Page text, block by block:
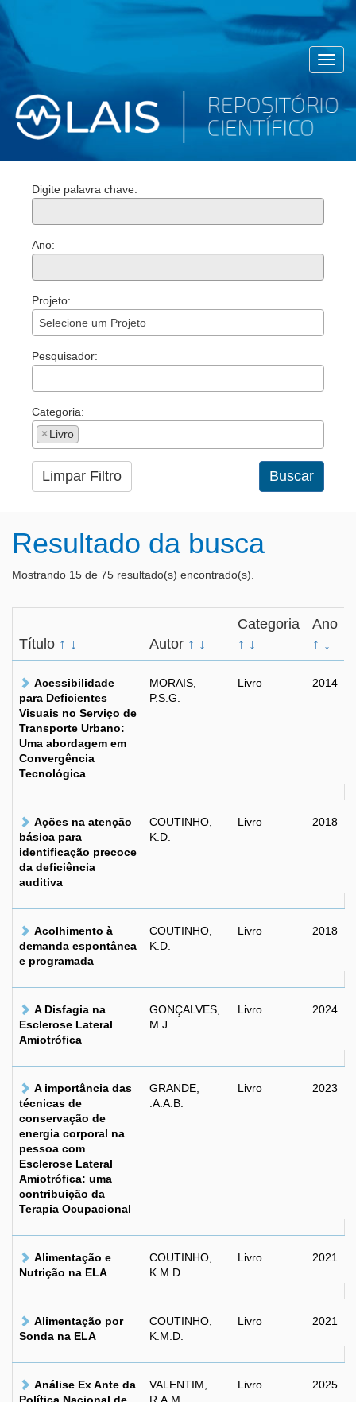
Digite palavra chave:
Ano:
Projeto:
Selecione um Projeto
Pesquisador:
Categoria:
× Livro
Limpar Filtro Buscar
Resultado da busca
Mostrando 15 de 75 resultado(s) encontrado(s).
Título ↑ ↓ Autor ↑ ↓
Categoria
↑ ↓
Ano
↑ ↓
Acessibilidade
para Deficientes
Visuais no Serviço de
Transporte Urbano:
Uma abordagem em
Convergência
Tecnológica
MORAIS,
P.S.G.
Livro 2014
Ações na atenção
básica para
identificação precoce
da deficiência
auditiva
COUTINHO,
K.D.
Livro 2018
Acolhimento à
demanda espontânea
e programada
COUTINHO,
K.D.
Livro 2018
A Disfagia na
Esclerose Lateral
Amiotrófica
GONÇALVES,
M.J.
Livro 2024
A importância das
técnicas de
conservação de
energia corporal na
pessoa com
Esclerose Lateral
Amiotrófica: uma
contribuição da
Terapia Ocupacional
GRANDE,
.A.A.B.
Livro 2023
Alimentação e
Nutrição na ELA
COUTINHO,
K.M.D.
Livro 2021
Alimentação por
Sonda na ELA
COUTINHO,
K.M.D.
Livro 2021
Análise Ex Ante da
VALENTIM,
Livro 2025